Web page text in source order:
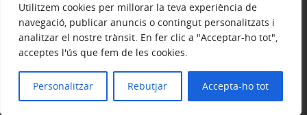
Utilitzem cookies per millorar la teva experiència de
navegació, publicar anuncis o contingut personalitzats i
analitzar el nostre trànsit. En fer clic a "Acceptar-ho tot",
acceptes l'ús que fem de les cookies.
Personalitzar Rebutjar Accepta-ho tot
Avís legal Política de privacitat